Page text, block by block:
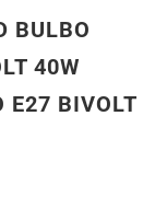
BULBO
40W
E27 BIVOLT